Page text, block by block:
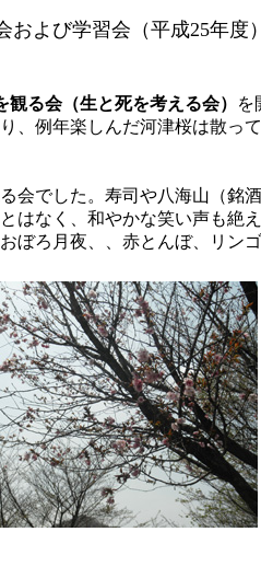
および学習会（平成25年度）
観る会（生と死を考える会） を
例年楽しんだ河津桜は散っ
でした。寿司や八海山（銘
はなく、和やかな笑い声も絶え
ろ月夜、、赤とんぼ、リン